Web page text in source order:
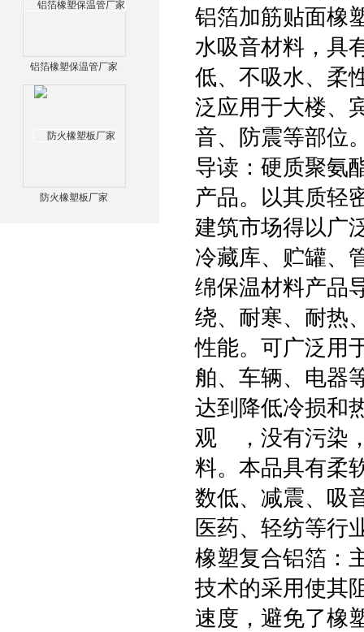
铝箔橡塑保温管厂家
防火橡塑板厂家
铝箔加筋贴面橡
水吸音材料，具
低、不吸水、柔
泛应用于大楼、
音、防震等部
导读：硬质聚氨
产品。以其质轻
建筑市场得以广
冷藏库、贮罐、
绵保温材料产品
绕、耐寒、耐热
性能。可广泛用
舶、车辆、电器
达到降低冷损和
观 ，没有污染
料。本品具有柔
数低、减震、吸
医药、轻纺等行
橡塑复合铝箔：
技术的采用使其
速度，避免了橡